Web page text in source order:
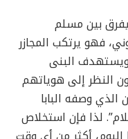
يفرق بين مسلم
فهو يرتكب المجازر
ويستهدف البنى
النظر إلى هوياتهم
الذي وصفه البابا
لذا فإن استخلاص